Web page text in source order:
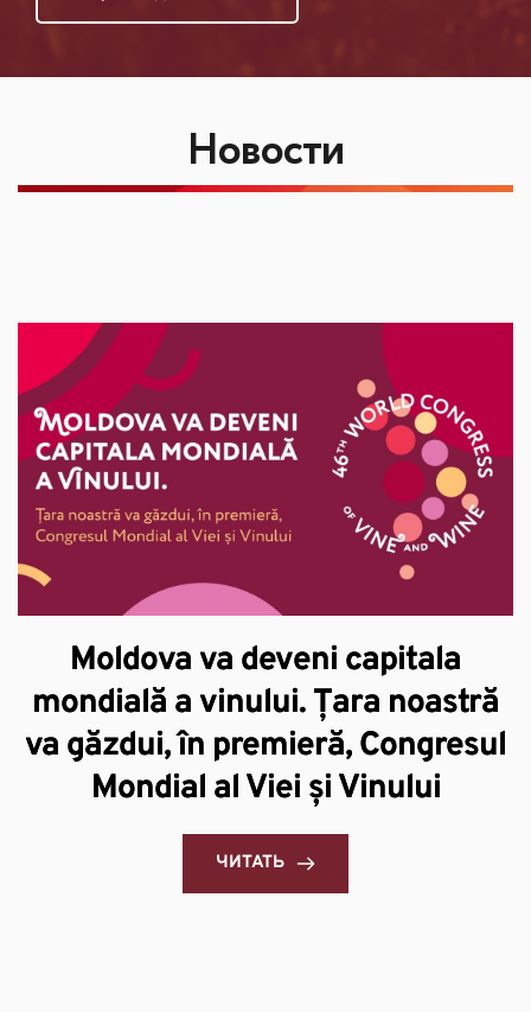
Новости
Moldova va deveni capitala
mondială a vinului. Țara noastră
va găzdui, în premieră, Congresul
Mondial al Viei și Vinului
ЧИТАТЬ